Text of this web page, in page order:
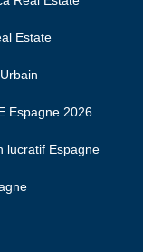
Estate
Espagne 2026
lucratif Espagne